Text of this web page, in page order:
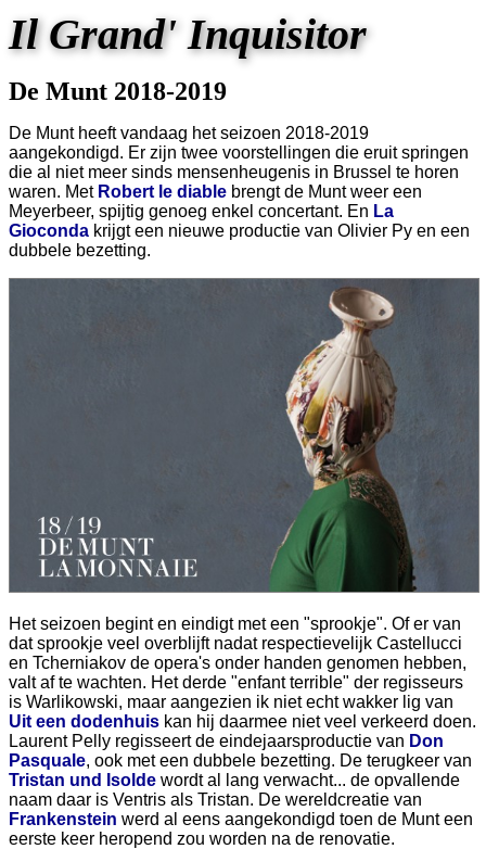
Il Grand' Inquisitor
De Munt 2018-2019
De Munt heeft vandaag het seizoen 2018-2019
aangekondigd. Er zijn twee voorstellingen die eruit springen
die al niet meer sinds mensenheugenis in Brussel te horen
waren. Met Robert le diable brengt de Munt weer een
Meyerbeer, spijtig genoeg enkel concertant. En La
Gioconda krijgt een nieuwe productie van Olivier Py en een
dubbele bezetting.
Het seizoen begint en eindigt met een "sprookje". Of er van
dat sprookje veel overblijft nadat respectievelijk Castellucci
en Tcherniakov de opera's onder handen genomen hebben,
valt af te wachten. Het derde "enfant terrible" der regisseurs
is Warlikowski, maar aangezien ik niet echt wakker lig van
Uit een dodenhuis kan hij daarmee niet veel verkeerd doen.
Laurent Pelly regisseert de eindejaarsproductie van Don
Pasquale, ook met een dubbele bezetting. De terugkeer van
Tristan und Isolde wordt al lang verwacht... de opvallende
naam daar is Ventris als Tristan. De wereldcreatie van
Frankenstein werd al eens aangekondigd toen de Munt een
eerste keer heropend zou worden na de renovatie.